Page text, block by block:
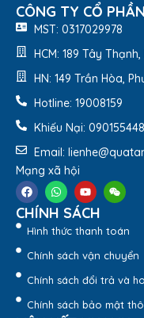
Xuất xứ: Cộng
Màu sắc: Xanh
Khả năng giữ
đến 10 – 12 tiếng
Chất liệu: Inox
khỏe
Sản phẩm gồm: 1
CÔNG TY CỔ
MST: 0317029978
HCM: 189 Tây
HN: 149 Trần Hòa,
Hotline: 19008159
Khiếu Nại:
Email:
Mạng xã hội
CHÍNH SÁCH
Hình thức thanh toán
Chính sách vận chuyển
Chính sách đổi trả và
Chính sách bảo mật